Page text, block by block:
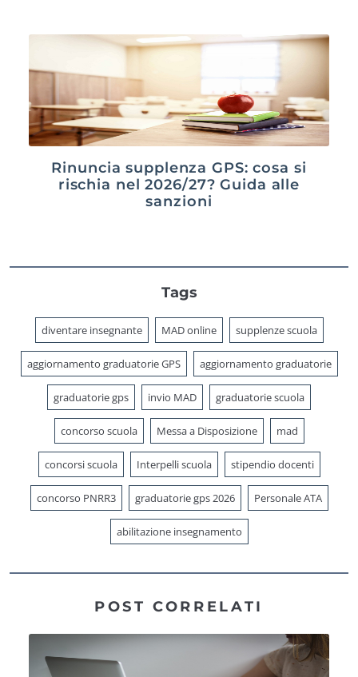
Rinuncia supplenza GPS: cosa si
rischia nel 2026/27? Guida alle
sanzioni
Tags
diventare insegnante MAD online supplenze scuola
aggiornamento graduatorie GPS aggiornamento graduatorie
graduatorie gps invio MAD graduatorie scuola
concorso scuola Messa a Disposizione mad
concorsi scuola Interpelli scuola stipendio docenti
concorso PNRR3 graduatorie gps 2026 Personale ATA
abilitazione insegnamento
POST CORRELATI